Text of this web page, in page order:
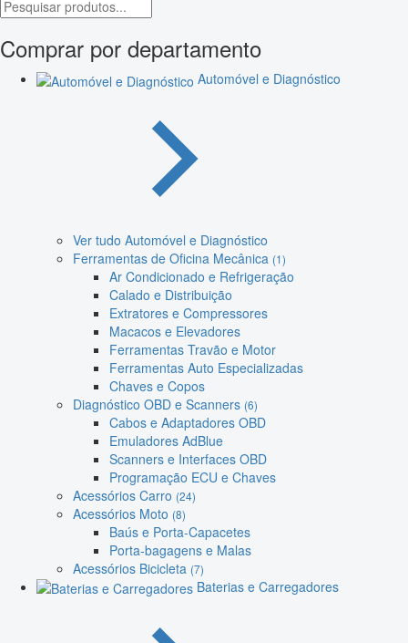
Comprar por departamento
Automóvel e Diagnóstico
Ver tudo Automóvel e Diagnóstico
Ferramentas de Oficina Mecânica (1)
Ar Condicionado e Refrigeração
Calado e Distribuição
Extratores e Compressores
Macacos e Elevadores
Ferramentas Travão e Motor
Ferramentas Auto Especializadas
Chaves e Copos
Diagnóstico OBD e Scanners (6)
Cabos e Adaptadores OBD
Emuladores AdBlue
Scanners e Interfaces OBD
Programação ECU e Chaves
Acessórios Carro (24)
Acessórios Moto (8)
Baús e Porta-Capacetes
Porta-bagagens e Malas
Acessórios Bicicleta (7)
Baterias e Carregadores